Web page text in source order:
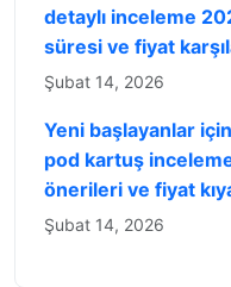
detaylı inceleme
süresi ve fiyat
Şubat 14, 2026
Yeni başlayanlar
pod kartuş
önerileri ve fiyat
Şubat 14, 2026